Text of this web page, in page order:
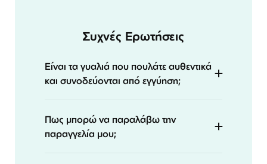
Συχνές Ερωτήσεις
Είναι τα γυαλιά που πουλάτε αυθεντικά
και συνοδεύονται από εγγύηση;
Πως μπορώ να παραλάβω την
παραγγελία μου;